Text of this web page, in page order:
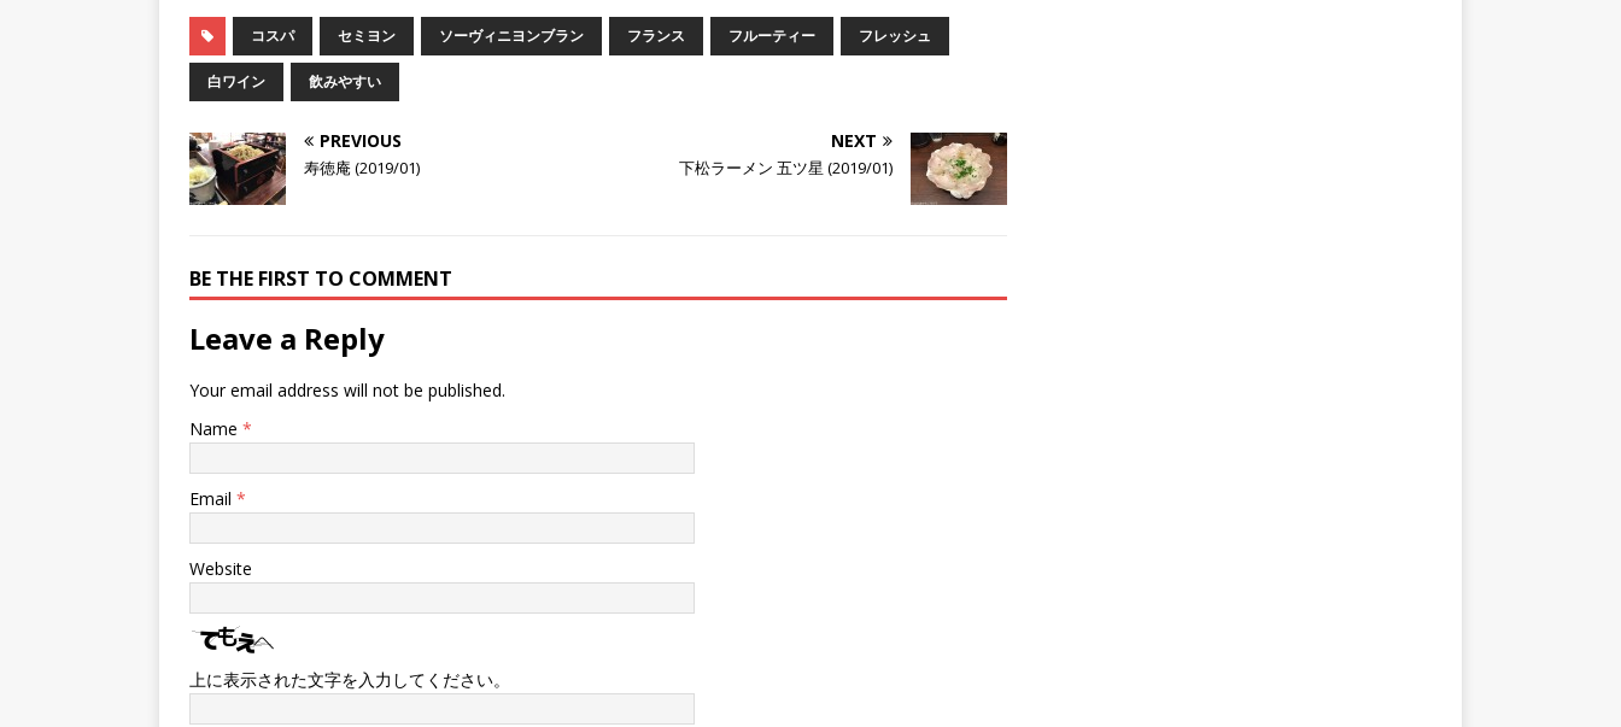
コスパ セミヨン ソーヴィニヨンブラン フランス フルーティー フレッシュ
白ワイン 飲みやすい
PREVIOUS
寿徳庵 (2019/01)
NEXT
下松ラーメン 五ツ星 (2019/01)
BE THE FIRST TO COMMENT
Leave a Reply
Your email address will not be published.
Name *
Email *
Website
上に表示された文字を入力してください。